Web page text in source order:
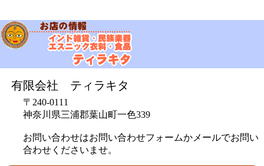
有限会社 ティラキタ
〒240-0111
神奈川県三浦郡葉山町一色339
お問い合わせはお問い合わせフォームかメールでお問い
合わせくださいませ。